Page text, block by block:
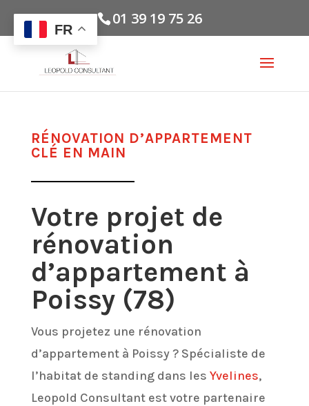
01 39 19 75 26
RÉNOVATION D’APPARTEMENT
CLÉ EN MAIN
Votre projet de
rénovation
d’appartement à
Poissy (78)
Vous projetez une rénovation
d’appartement à Poissy ? Spécialiste de
l’habitat de standing dans les Yvelines,
Leopold Consultant est votre partenaire
FR